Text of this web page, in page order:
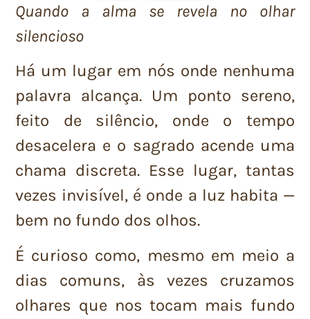
Quando a alma se revela no olhar
silencioso
Há um lugar em nós onde nenhuma
palavra alcança. Um ponto sereno,
feito de silêncio, onde o tempo
desacelera e o sagrado acende uma
chama discreta. Esse lugar, tantas
vezes invisível, é onde a luz habita —
bem no fundo dos olhos.
É curioso como, mesmo em meio a
dias comuns, às vezes cruzamos
olhares que nos tocam mais fundo